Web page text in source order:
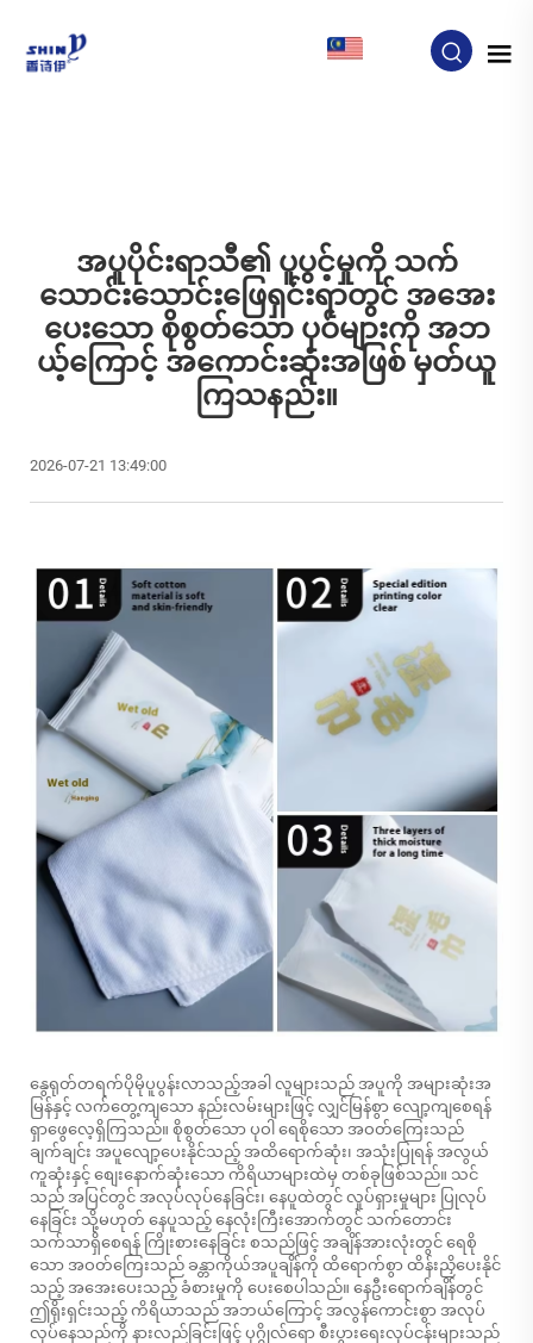
အပူပိုင်းရာသီ၏ ပူပွင့်မှုကို သက်
သောင်းသောင်းဖြေရှင်းရာတွင် အအေး
ပေးသော စိုစွတ်သော ပုဝ်များကို အဘ
ယ့်ကြောင့် အကောင်းဆုံးအဖြစ် မှတ်ယူ
ကြသနည်း။
2026-07-21 13:49:00
နွေရုတ်တရက်ပိုမိုပူပွန်းလာသည့်အခါ လူများသည် အပူကို အများဆုံးအ
မြန်နှင့် လက်တွေ့ကျသော နည်းလမ်းများဖြင့် လျှင်မြန်စွာ လျော့ကျစေရန်
ရှာဖွေလေ့ရှိကြသည်။ စိုစွတ်သော ပုဝါ ရေစိုသော အဝတ်ကြေးသည်
ချက်ချင်း အပူလျော့ပေးနိုင်သည့် အထိရောက်ဆုံး၊ အသုံးပြုရန် အလွယ်
ကူဆုံးနှင့် စျေးနောက်ဆုံးသော ကိရိယာများထဲမှ တစ်ခုဖြစ်သည်။ သင်
သည် အပြင်တွင် အလုပ်လုပ်နေခြင်း၊ နေပူထဲတွင် လှုပ်ရှားမှုများ ပြုလုပ်
နေခြင်း သို့မဟုတ် နေပူသည့် နေလုံးကြီးအောက်တွင် သက်တောင်း
သက်သာရှိစေရန် ကြိုးစားနေခြင်း စသည်ဖြင့် အချိန်အားလုံးတွင် ရေစို
သော အဝတ်ကြေးသည် ခန္တာကိုယ်အပူချိန်ကို ထိရောက်စွာ ထိန်းညှိပေးနိုင်
သည့် အအေးပေးသည့် ခံစားမှုကို ပေးစေပါသည်။ နေဦးရောက်ချိန်တွင်
ဤရိုးရှင်းသည့် ကိရိယာသည် အဘယ်ကြောင့် အလွန်ကောင်းစွာ အလုပ်
လုပ်နေသည်ကို နားလည်ခြင်းဖြင့် ပုဂ္ဂိုလ်ရော စီးပွားရေးလုပ်ငန်းများသည်